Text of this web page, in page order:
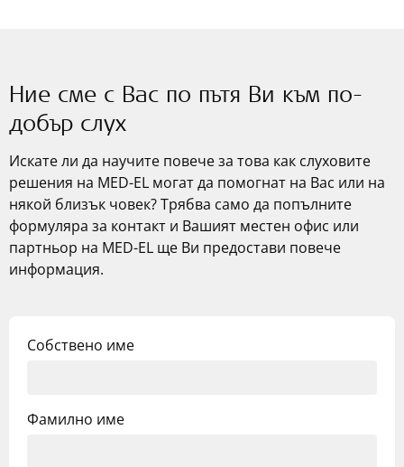
Ние сме с Вас по пътя Ви към по-
добър слух
Искате ли да научите повече за това как слуховите
решения на MED-EL могат да помогнат на Вас или на
някой близък човек? Трябва само да попълните
формуляра за контакт и Вашият местен офис или
партньор на MED-EL ще Ви предостави повече
информация.
Собствено име
Фамилно име